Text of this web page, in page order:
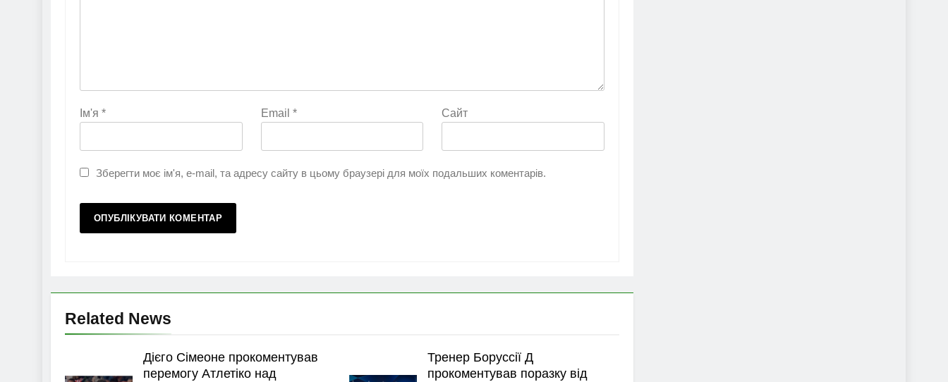
Ім'я * Email * Сайт
Зберегти моє ім'я, e-mail, та адресу сайту в цьому браузері для моїх подальших коментарів.
Related News
Дієго Сімеоне прокоментував
перемогу Атлетіко над
Тренер Боруссії Д
прокоментував поразку від